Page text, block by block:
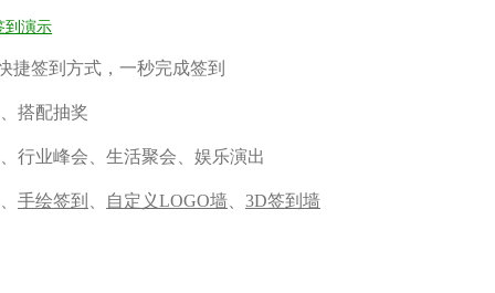
到演示
捷签到方式，一秒完成签到
搭配抽奖
行业峰会、生活聚会、娱乐演出
手绘签到 自定义LOGO墙 3D签到墙